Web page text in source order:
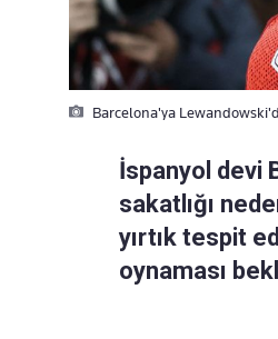
Barcelona'ya
İspanyol devi
sakatlığı
yırtık tespit
oynaması